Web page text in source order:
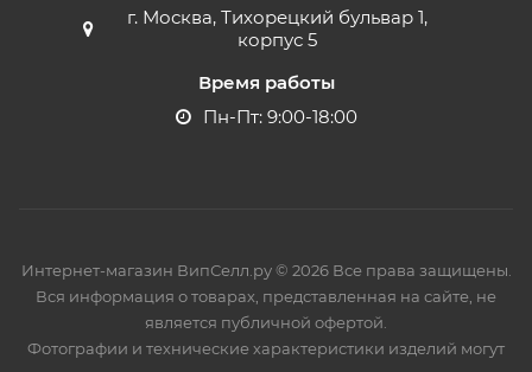
г. Москва, Тихорецкий бульвар 1,
корпус 5
Время работы
Пн-Пт: 9:00-18:00
Интернет-магазин ВипСелл.ру © 2026 Все права защищены.
Вся информация о товарах, представленная на сайте, не
является публичной офертой.
Фотографии и технические характеристики изделий могут